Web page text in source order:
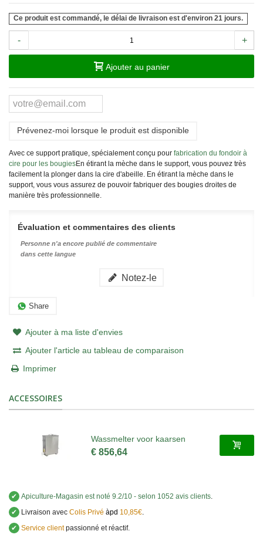
Ce produit est commandé, le délai de livraison est d'environ 21 jours.
- +
Ajouter au panier
Prévenez-moi lorsque le produit est disponible
Avec ce support pratique, spécialement conçu pour fabrication du fondoir à
cire pour les bougiesEn étirant la mèche dans le support, vous pouvez très
facilement la plonger dans la cire d'abeille. En étirant la mèche dans le
support, vous vous assurez de pouvoir fabriquer des bougies droites de
manière très professionnelle.
Évaluation et commentaires des clients
Personne n'a encore publié de commentaire
dans cette langue
Notez-le
Share
Ajouter à ma liste d'envies
Ajouter l'article au tableau de comparaison
Imprimer
ACCESSOIRES
Wassmelter voor kaarsen
€ 856,64
✔ Apiculture-Magasin est noté 9.2/10 - selon 1052 avis clients.
✔
Livraison avec Colis Privé àpd 10,85€.
✔ Service clientpassionné et réactif.